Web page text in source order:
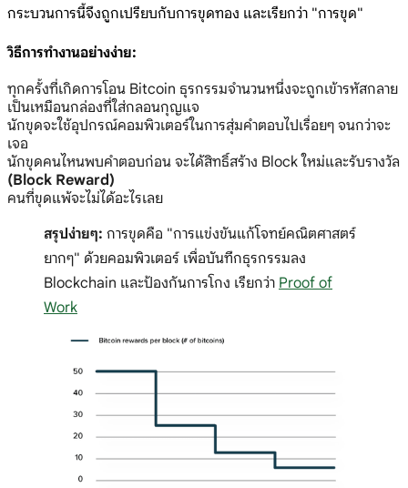
กระบวนการนี้จึงถูกเปรียบกับการขุดทอง และเรียกว่า "การขุด"
วิธีการทำงานอย่างง่าย:
ทุกครั้งที่เกิดการโอน Bitcoin ธุรกรรมจำนวนหนึ่งจะถูกเข้ารหัสกลาย
เป็นเหมือนกล่องที่ใส่กลอนกุญแจ
นักขุดจะใช้อุปกรณ์คอมพิวเตอร์ในการสุ่มคำตอบไปเรื่อยๆ จนกว่าจะ
เจอ
นักขุดคนไหนพบคำตอบก่อน จะได้สิทธิ์สร้าง Block ใหม่และรับรางวัล
(Block Reward)
คนที่ขุดแพ้จะไม่ได้อะไรเลย
สรุปง่ายๆ: การขุดคือ "การแข่งขันแก้โจทย์คณิตศาสตร์
ยากๆ" ด้วยคอมพิวเตอร์ เพื่อบันทึกธุรกรรมลง
Blockchain และป้องกันการโกง เรียกว่า Proof of
Work